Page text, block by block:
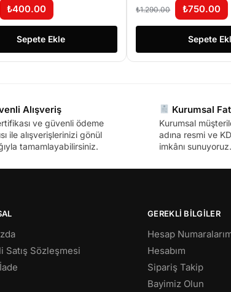
₺400.00
Sepete Ekle
İzleme
₺1.290.00 ₺750.00
Sepete
Alışveriş
ve güvenli ödeme
ile alışverişlerinizi gönül
tamamlayabilirsiniz.
Kurumsal
Kurumsal
adına resmi ve
imkânı sunuyoruz.
Satış Sözleşmesi
GEREKLİ BİLGİLER
Hesap
Hesabım
Sipariş Takip
Bayimiz Olun